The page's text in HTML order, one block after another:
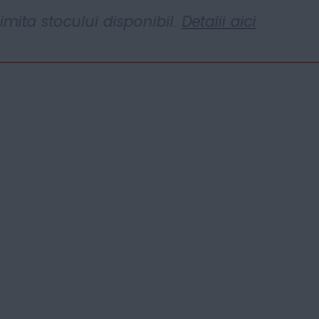
stocului disponibil. Detalii aici